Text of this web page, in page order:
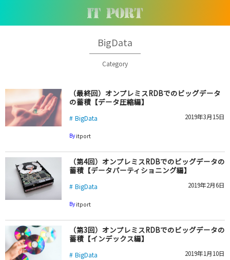
BigData
Category
（最終回）オンプレミスRDBでのビッグデータ
の蓄積【データ圧縮編】
BigData 2019年3月15日
Byitport
（第4回）オンプレミスRDBでのビッグデータの
蓄積【データパーティショニング編】
BigData 2019年2月6日
Byitport
（第3回）オンプレミスRDBでのビッグデータの
蓄積【インデックス編】
BigData 2019年1月10日